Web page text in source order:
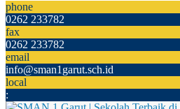
phone
0262 233782
fax
0262 233782
email
info@sman1garut.sch.id
local
: